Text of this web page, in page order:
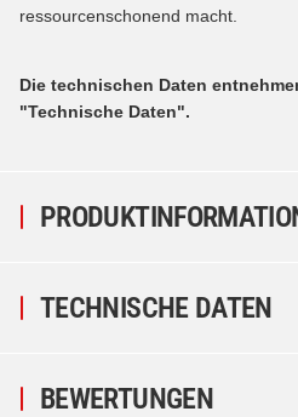
ressourcenschonend macht.
Die technischen Daten
"Technische Daten".
TECHNISCHE DATEN
BEWERTUNGEN